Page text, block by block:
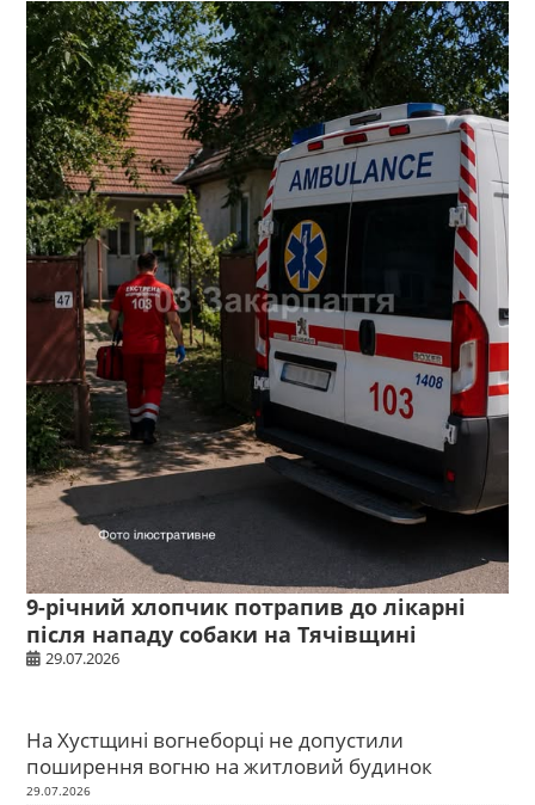
9-річний хлопчик потрапив до лікарні
після нападу собаки на Тячівщині
29.07.2026
На Хустщині вогнеборці не допустили
поширення вогню на житловий будинок
29.07.2026